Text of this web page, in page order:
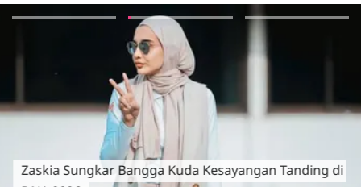
Zaskia Sungkar Bangga Kuda Kesayangan Tanding di